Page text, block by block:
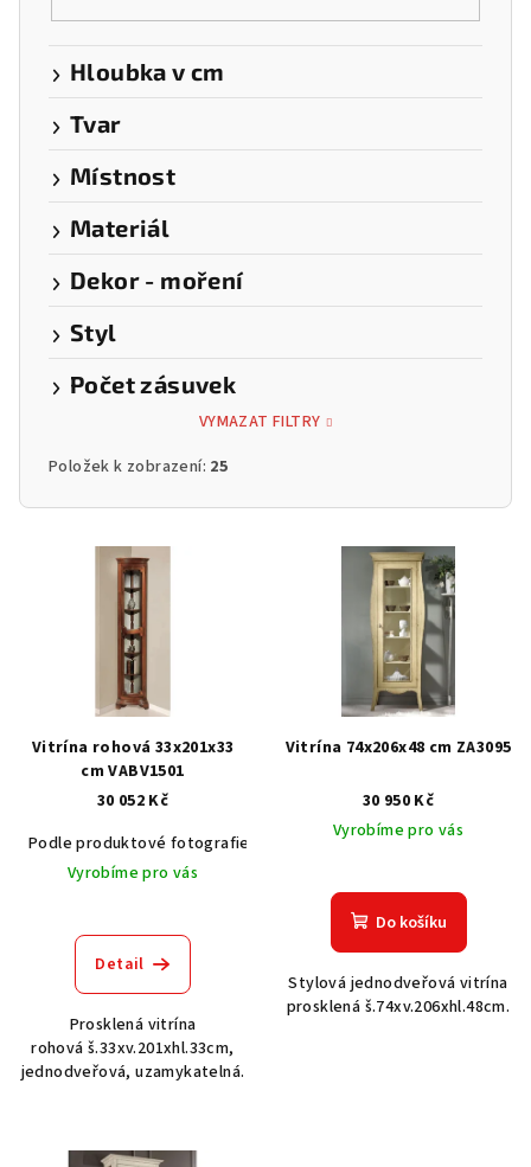
Hloubka v cm
Tvar
Místnost
Materiál
Dekor - moření
Styl
Počet zásuvek
VYMAZAT FILTRY
Položek k zobrazení: 25
Vitrína rohová 33x201x33
cm VABV1501
30 052 Kč
Podle produktové fotografie
Akát vintage BT1551
Vyrobíme pro vás
Detail
Prosklená vitrína
rohová š.33xv.201xhl.33cm,
jednodveřová, uzamykatelná.
Vitrína 74x206x48 cm ZA3095
30 950 Kč
Vyrobíme pro vás
Do košíku
Stylová jednodveřová vitrína
prosklená š.74xv.206xhl.48cm.